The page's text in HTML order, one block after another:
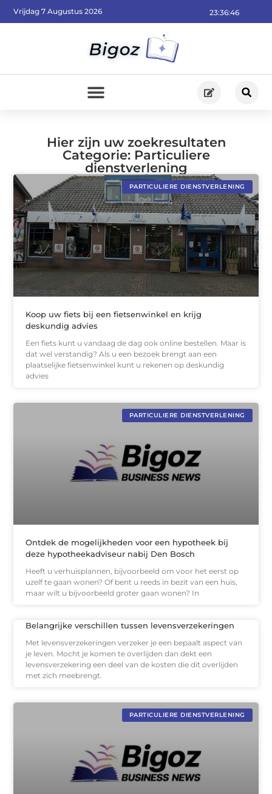
23:36:46
Vrijdag 7 Augustus 2026
Hier zijn uw zoekresultaten
Categorie: Particuliere
dienstverlening
PARTICULIERE DIENSTVERLENING
Koop uw fiets bij een fietsenwinkel en krijg
deskundig advies
Een fiets kunt u vandaag de dag ook online bestellen. Maar is
dat wel verstandig? Als u een bezoek brengt aan een
plaatselijke fietsenwinkel kunt u rekenen op deskundig
advies
PARTICULIERE DIENSTVERLENING
Ontdek de mogelijkheden voor een hypotheek bij
deze hypotheekadviseur nabij Den Bosch
Heeft u verhuisplannen, bijvoorbeeld om voor het eerst op
uzelf te gaan wonen? Of bent u reeds in bezit van een huis,
maar wilt u bijvoorbeeld groter gaan wonen? In
Belangrijke verschillen tussen levensverzekeringen
Met levensverzekeringen verzeker je een bepaalt aspect van
je leven. Mocht je komen te overlijden dan dekt een
levensverzekering een deel van de kosten die dit overlijden
met zich meebrengt.
PARTICULIERE DIENSTVERLENING